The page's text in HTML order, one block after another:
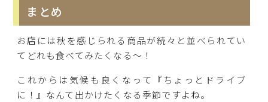
まとめ
お店には秋を感じられる商品が続々と並べられてい
てどれも食べてみたくなる～！
これからは気候も良くなって『ちょっとドライブ
に！』なんて出かけたくなる季節ですよね。